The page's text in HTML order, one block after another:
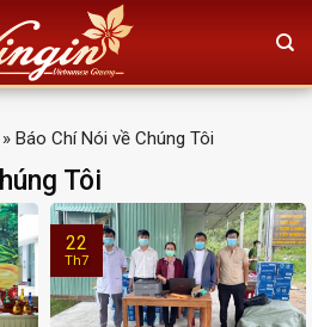
» Báo Chí Nói về Chúng Tôi
Tôi
22
Th7